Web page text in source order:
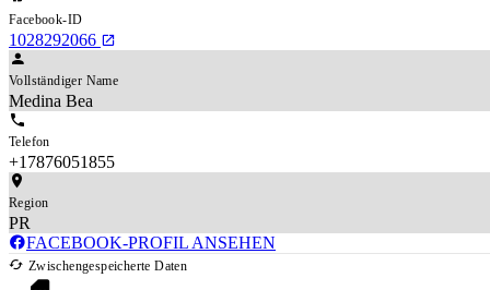
Facebook-ID
1028292066
Vollständiger Name
Medina Bea
Telefon
+17876051855
Region
PR
FACEBOOK-PROFIL ANSEHEN
Zwischengespeicherte Daten